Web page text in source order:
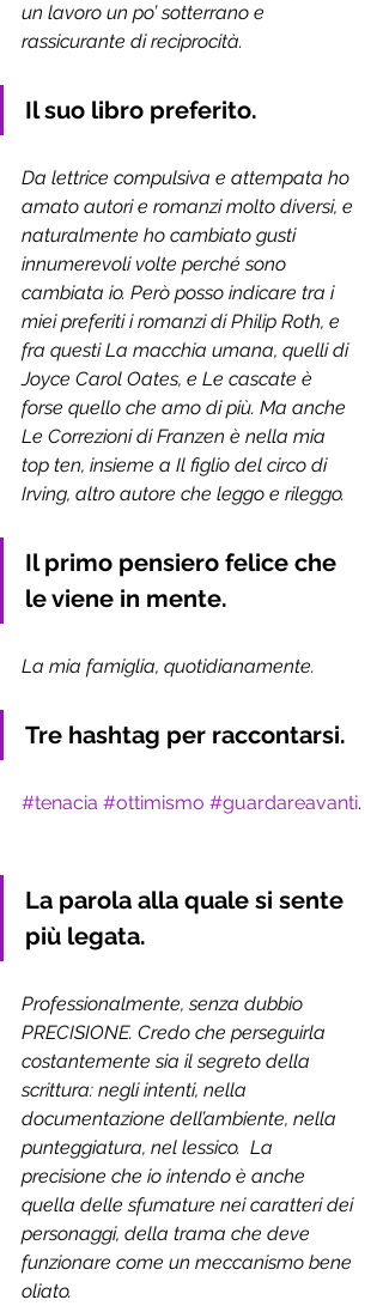
un lavoro un po’ sotterrano e
rassicurante di reciprocità.
Il suo libro preferito.
Da lettrice compulsiva e attempata ho
amato autori e romanzi molto diversi, e
naturalmente ho cambiato gusti
innumerevoli volte perché sono
cambiata io. Però posso indicare tra i
miei preferiti i romanzi di Philip Roth, e
fra questi La macchia umana, quelli di
Joyce Carol Oates, e Le cascate è
forse quello che amo di più. Ma anche
Le Correzioni di Franzen è nella mia
top ten, insieme a Il figlio del circo di
Irving, altro autore che leggo e rileggo.
Il primo pensiero felice che
le viene in mente.
La mia famiglia, quotidianamente.
Tre hashtag per raccontarsi.
#tenacia #ottimismo #guardareavanti.
La parola alla quale si sente
più legata.
Professionalmente, senza dubbio
PRECISIONE. Credo che perseguirla
costantemente sia il segreto della
scrittura: negli intenti, nella
documentazione dell’ambiente, nella
punteggiatura, nel lessico.  La
precisione che io intendo è anche
quella delle sfumature nei caratteri dei
personaggi, della trama che deve
funzionare come un meccanismo bene
oliato.